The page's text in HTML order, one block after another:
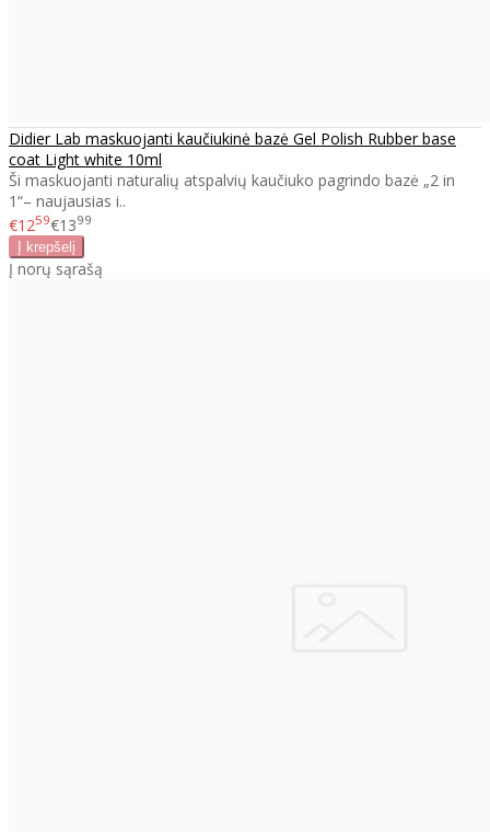
Didier Lab maskuojanti kaučiukinė bazė Gel Polish Rubber base
coat Light white 10ml
Ši maskuojanti naturalių atspalvių kaučiuko pagrindo bazė „2 in
1“– naujausias i..
€1259€1399
Į norų sąrašą